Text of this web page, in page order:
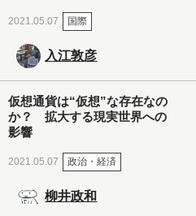
2021.05.07 国際
入江敦彦
仮想通貨は“仮想”な存在なの
か？ 拡大する現実世界への
影響
2021.05.07 政治・経済
柳井政和